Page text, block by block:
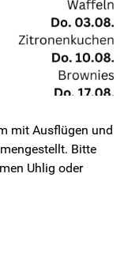
mit Ausflügen und
Bitte
Uhlig oder